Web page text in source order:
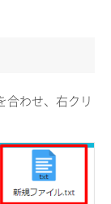
合わせ、右クリ